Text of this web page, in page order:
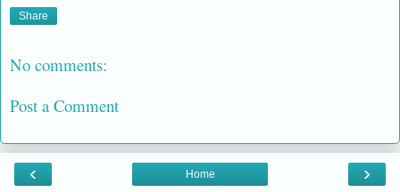
Share
No comments:
Post a Comment
‹ ›
Home